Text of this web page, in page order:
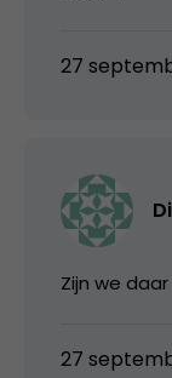
27
Zijn we
27